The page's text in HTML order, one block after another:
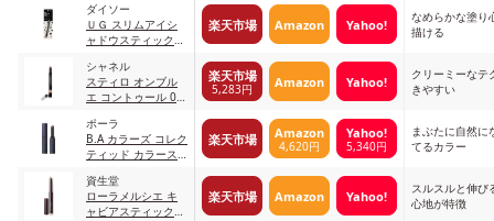
ダイソー
ＵＧ スリムアイシ
ャドウスティック
楽天市場 Amazon Yahoo!
なめらかな塗り
描ける
シャネル
スティロ オンブル
エ コントゥール 06
楽天市場
5,283円 Amazon Yahoo!
クリーミーなテ
きやすい
ポーラ
B.A カラーズ コレク
ティッド カラース
ー BE（サンドベー
ジュ）
楽天市場 Amazon
4,620円
Yahoo!
5,340円
まぶたに自然に
てるカラー
資生堂
ローラメルシエ キ
ャビアスティック
楽天市場 Amazon Yahoo!
スルスルと伸び
心地が特徴